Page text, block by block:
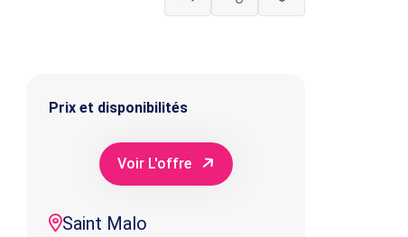
Prix et disponibilités
Voir L'offre
Saint Malo